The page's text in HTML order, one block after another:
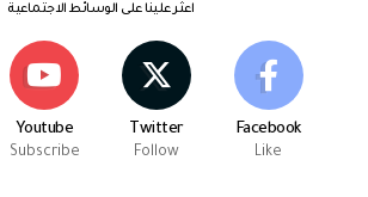
اعثر علينا على الوسائط الاجتماعية
Facebook
Like
Twitter
Follow
Youtube
Subscribe